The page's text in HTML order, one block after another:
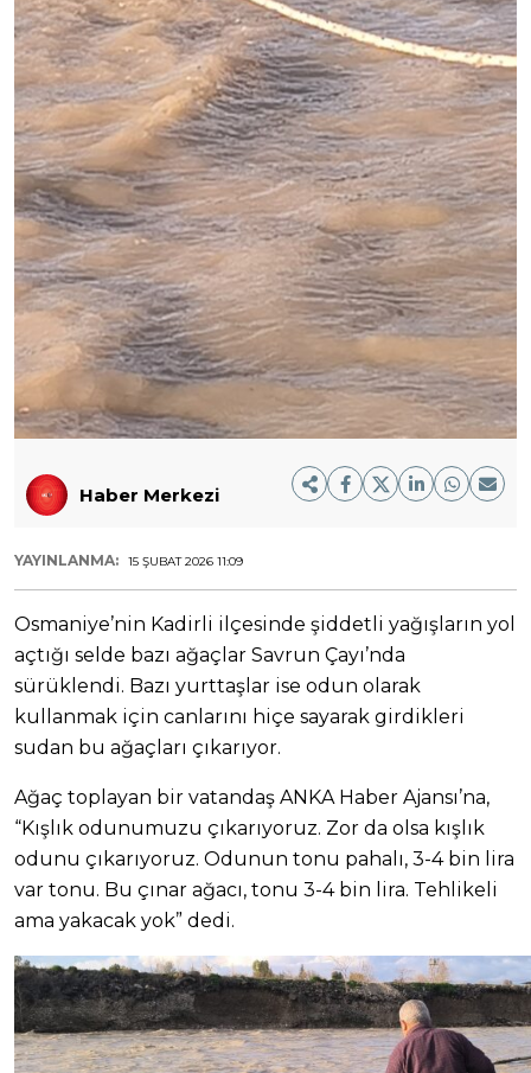
Haber Merkezi
YAYINLANMA: 15 ŞUBAT 2026 11:09
Osmaniye’nin Kadirli ilçesinde şiddetli yağışların yol
açtığı selde bazı ağaçlar Savrun Çayı’nda
sürüklendi. Bazı yurttaşlar ise odun olarak
kullanmak için canlarını hiçe sayarak girdikleri
sudan bu ağaçları çıkarıyor.
Ağaç toplayan bir vatandaş ANKA Haber Ajansı’na,
“Kışlık odunumuzu çıkarıyoruz. Zor da olsa kışlık
odunu çıkarıyoruz. Odunun tonu pahalı, 3-4 bin lira
var tonu. Bu çınar ağacı, tonu 3-4 bin lira. Tehlikeli
ama yakacak yok” dedi.